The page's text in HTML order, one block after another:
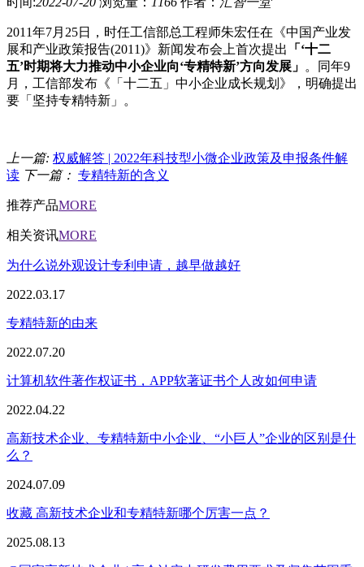
2011年7月25日，时任工信部总工程师朱宏任在《中国产业发
展和产业政策报告(2011)》新闻发布会上首次提出
「‘十二
五’时期将大力推动中小企业向‘专精特新’方向发展」 。同年9
月，工信部发布《「十二五」中小企业成长规划》，明确提出
要「坚持专精特新」。
上一篇: 权威解答 | 2022年科技型小微企业政策及申报条件解
读 下一篇： 专精特新的含义
推荐产品MORE
相关资讯MORE
为什么说外观设计专利申请，越早做越好
2022.03.17
专精特新的由来
2022.07.20
计算机软件著作权证书，APP软著证书个人改如何申请
2022.04.22
高新技术企业、专精特新中小企业、“小巨人”企业的区别是什
么？
2024.07.09
收藏 高新技术企业和专精特新哪个厉害一点？
2025.08.13